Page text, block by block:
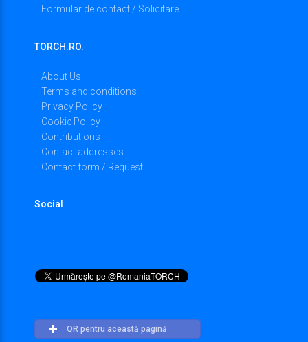
Formular de contact / Solicitare
TORCH.RO.
About Us
Terms and conditions
Privacy Policy
Cookie Policy
Contributions
Contact addresses
Contact form / Request
Social
QR pentru această pagină